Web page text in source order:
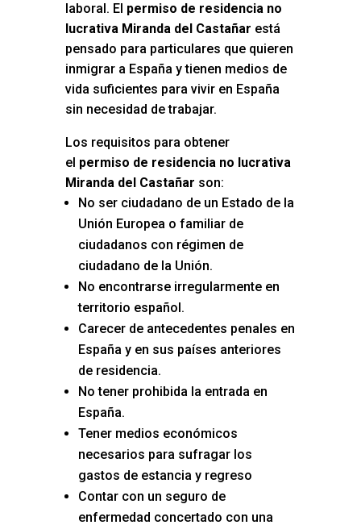
laboral. El permiso de residencia no
lucrativa Miranda del Castañar está
pensado para particulares que quieren
inmigrar a España y tienen medios de
vida suficientes para vivir en España
sin necesidad de trabajar.
Los requisitos para obtener
el permiso de residencia no lucrativa
Miranda del Castañar son:
No ser ciudadano de un Estado de la
Unión Europea o familiar de
ciudadanos con régimen de
ciudadano de la Unión.
No encontrarse irregularmente en
territorio español.
Carecer de antecedentes penales en
España y en sus países anteriores
de residencia.
No tener prohibida la entrada en
España.
Tener medios económicos
necesarios para sufragar los
gastos de estancia y regreso
Contar con un seguro de
enfermedad concertado con una